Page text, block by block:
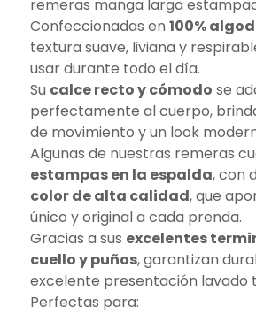
remeras manga larga
Confeccionadas en 100%
textura suave, liviana y
usar durante todo el día.
Su calce recto y cómodo se
perfectamente al cuerpo,
de movimiento y un look
Algunas de nuestras remeras
estampas en la espalda, con
color de alta calidad, que
único y original a cada prenda.
Gracias a sus excelentes
cuello y puños, garantizan
excelente presentación lavado
Perfectas para: